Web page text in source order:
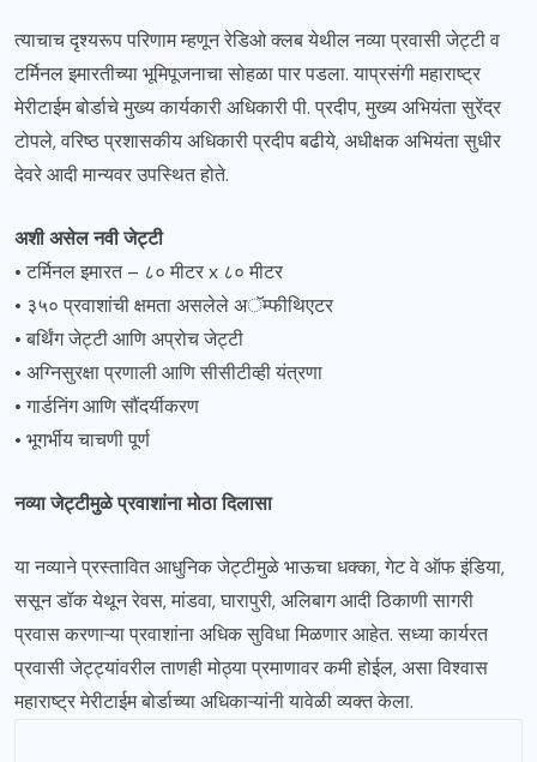
त्याचाच दृश्यरूप परिणाम म्हणून रेडिओ क्लब येथील नव्या प्रवासी जेट्टी व
टर्मिनल इमारतीच्या भूमिपूजनाचा सोहळा पार पडला. याप्रसंगी महाराष्ट्र
मेरीटाईम बोर्डाचे मुख्य कार्यकारी अधिकारी पी. प्रदीप, मुख्य अभियंता सुरेंद्र
टोपले, वरिष्ठ प्रशासकीय अधिकारी प्रदीप बढीये, अधीक्षक अभियंता सुधीर
देवरे आदी मान्यवर उपस्थित होते.
अशी असेल नवी जेट्टी
• टर्मिनल इमारत – ८० मीटर x ८० मीटर
• ३५० प्रवाशांची क्षमता असलेले अॅम्फीथिएटर
• बर्थिंग जेट्टी आणि अप्रोच जेट्टी
• अग्निसुरक्षा प्रणाली आणि सीसीटीव्ही यंत्रणा
• गार्डनिंग आणि सौंदर्यीकरण
• भूगर्भीय चाचणी पूर्ण
नव्या जेट्टीमुळे प्रवाशांना मोठा दिलासा
या नव्याने प्रस्तावित आधुनिक जेट्टीमुळे भाऊचा धक्का, गेट वे ऑफ इंडिया,
ससून डॉक येथून रेवस, मांडवा, घारापुरी, अलिबाग आदी ठिकाणी सागरी
प्रवास करणाऱ्या प्रवाशांना अधिक सुविधा मिळणार आहेत. सध्या कार्यरत
प्रवासी जेट्ट्यांवरील ताणही मोठ्या प्रमाणावर कमी होईल, असा विश्वास
महाराष्ट्र मेरीटाईम बोर्डाच्या अधिकाऱ्यांनी यावेळी व्यक्त केला.